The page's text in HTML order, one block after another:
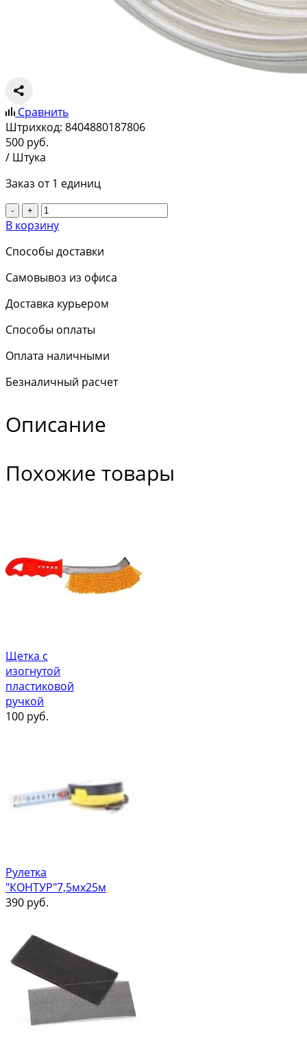
Сравнить
Штрихкод: 8404880187806
500 руб.
/ Штука
Заказ от 1 единиц
- +
В корзину
Способы доставки
Самовывоз из офиса
Доставка курьером
Способы оплаты
Оплата наличными
Безналичный расчет
Описание
Похожие товары
Щетка с
изогнутой
пластиковой
ручкой
100 руб.
Рулетка
"КОНТУР"7,5мх25м
390 руб.